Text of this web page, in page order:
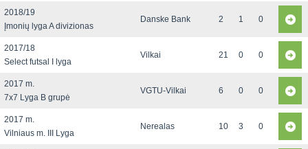
2018/19
Įmonių lyga A divizionas
Danske Bank 2 1 0
2017/18
Select futsal I lyga
Vilkai 21 0 0
2017 m.
7x7 Lyga B grupė
VGTU-Vilkai 6 0 0
2017 m.
Vilniaus m. III Lyga
Nerealas 10 3 0